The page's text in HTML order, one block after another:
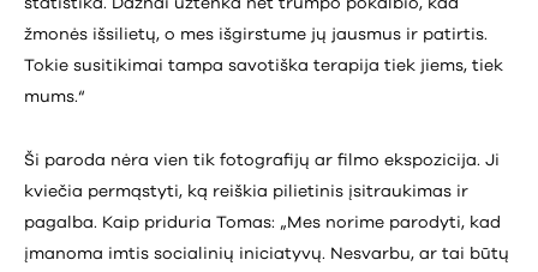
statistika. Dažnai užtenka net trumpo pokalbio, kad
žmonės išsilietų, o mes išgirstume jų jausmus ir patirtis.
Tokie susitikimai tampa savotiška terapija tiek jiems, tiek
mums.“
Ši paroda nėra vien tik fotografijų ar filmo ekspozicija. Ji
kviečia permąstyti, ką reiškia pilietinis įsitraukimas ir
pagalba. Kaip priduria Tomas: „Mes norime parodyti, kad
įmanoma imtis socialinių iniciatyvų. Nesvarbu, ar tai būtų